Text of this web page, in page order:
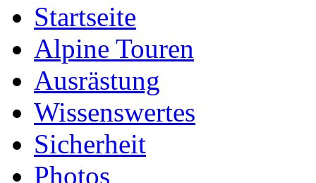
Startseite
Alpine Touren
Ausrästung
Wissenswertes
Sicherheit
Photos